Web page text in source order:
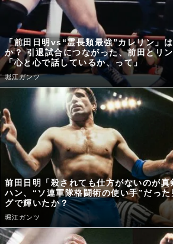
「前田日明vs“霊長類最強”カレリン」
か？ 引退試合につながった、前田とリ
「心と心で話しているか、って」
堀江ガンツ
前田日明「殺されても仕方がないのが真
ハン、“ソ連軍隊格闘術の使い手”だっ
グで輝いたか？
堀江ガンツ